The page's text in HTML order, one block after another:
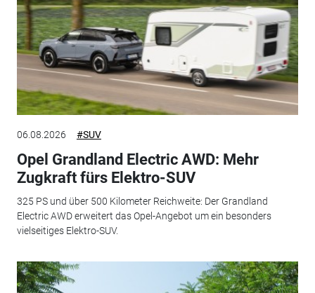
06.08.2026 #SUV
Opel Grandland Electric AWD: Mehr
Zugkraft fürs Elektro-SUV
325 PS und über 500 Kilometer Reichweite: Der Grandland
Electric AWD erweitert das Opel-Angebot um ein besonders
vielseitiges Elektro-SUV.